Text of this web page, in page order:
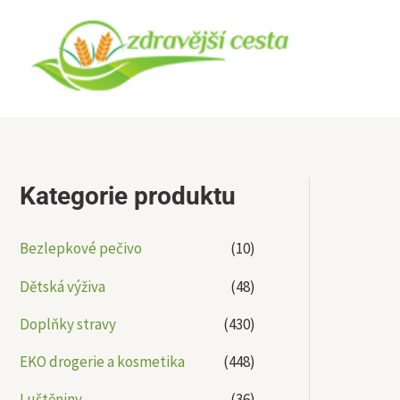
obsah
Kategorie produktu
Bezlepkové pečivo
(10)
Dětská výživa
(48)
Doplňky stravy
(430)
EKO drogerie a kosmetika
(448)